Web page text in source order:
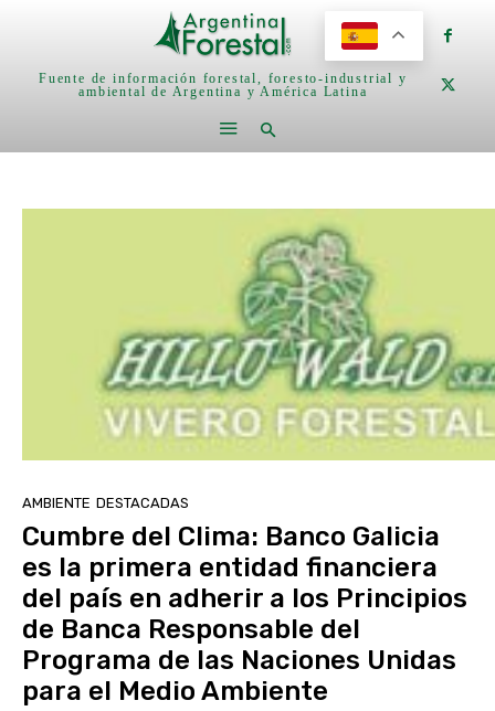
Fuente de información forestal, foresto-industrial y
ambiental de Argentina y América Latina
AMBIENTE DESTACADAS
Cumbre del Clima: Banco Galicia
es la primera entidad financiera
del país en adherir a los Principios
de Banca Responsable del
Programa de las Naciones Unidas
para el Medio Ambiente